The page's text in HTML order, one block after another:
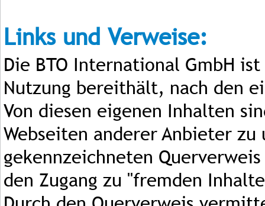
Links und Verweise:
Die BTO International GmbH
Nutzung bereithält, nach den
Von diesen eigenen Inhalten
Webseiten anderer Anbieter
gekennzeichneten
den Zugang zu "fremden